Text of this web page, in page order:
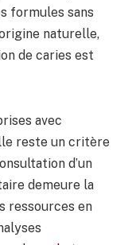
formules sans
naturelle,
de caries est
avec
reste un critère
d’un
demeure la
ressources en